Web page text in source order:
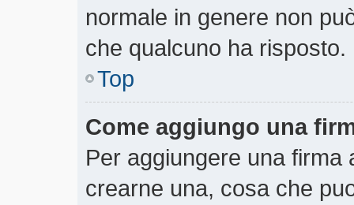
normale in genere non
che qualcuno ha risposto.
Top
Come aggiungo una
Per aggiungere una
crearne una, cosa che